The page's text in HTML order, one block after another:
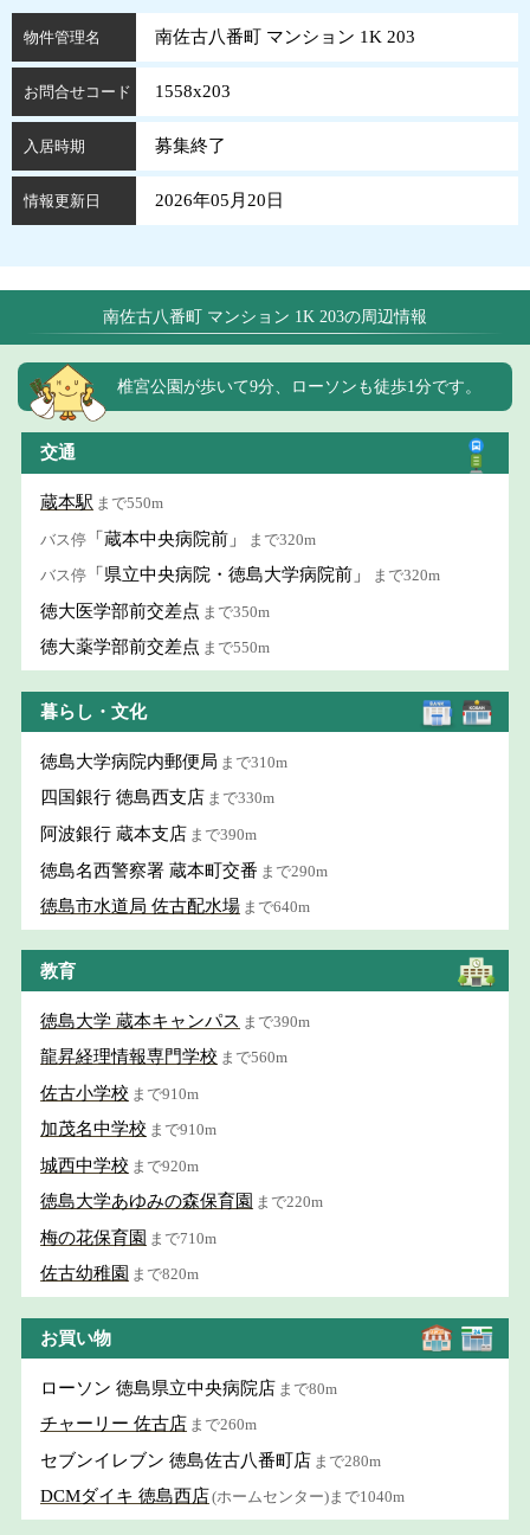
物件管理名 南佐古八番町 マンション 1K 203
お問合せコード 1558x203
入居時期 募集終了
情報更新日 2026年05月20日
南佐古八番町 マンション 1K 203の周辺情報
椎宮公園が歩いて9分、ローソンも徒歩1分です。
交通
蔵本駅 まで550m
バス停 「蔵本中央病院前」 まで320m
バス停 「県立中央病院・徳島大学病院前」 まで320m
徳大医学部前交差点 まで350m
徳大薬学部前交差点 まで550m
暮らし・文化
徳島大学病院内郵便局 まで310m
四国銀行 徳島西支店 まで330m
阿波銀行 蔵本支店 まで390m
徳島名西警察署 蔵本町交番 まで290m
徳島市水道局 佐古配水場 まで640m
教育
徳島大学 蔵本キャンパス まで390m
龍昇経理情報専門学校 まで560m
佐古小学校 まで910m
加茂名中学校 まで910m
城西中学校 まで920m
徳島大学あゆみの森保育園 まで220m
梅の花保育園 まで710m
佐古幼稚園 まで820m
お買い物
ローソン 徳島県立中央病院店 まで80m
チャーリー 佐古店 まで260m
セブンイレブン 徳島佐古八番町店 まで280m
DCMダイキ 徳島西店(ホームセンター)まで1040m